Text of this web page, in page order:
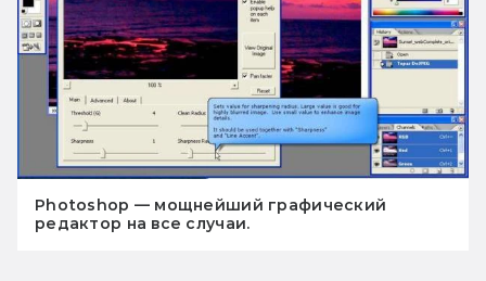
Photoshop — мощнейший графический
редактор на все случаи.